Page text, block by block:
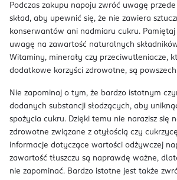
Podczas zakupu napoju zwróć uwagę
skład, aby upewnić się, że nie zawiera
konserwantów ani nadmiaru cukru.
uwagę na zawartość naturalnych
Witaminy, minerały czy przeciwutleniacze,
dodatkowe korzyści zdrowotne, są
Nie zapominaj o tym, że bardzo istotnym
dodanych substancji słodzących, aby
spożycia cukru. Dzięki temu nie narazisz się
zdrowotne związane z otyłością czy
informacje dotyczące wartości odżywczej
zawartość tłuszczu są naprawdę ważne,
nie zapominać. Bardzo istotne jest także